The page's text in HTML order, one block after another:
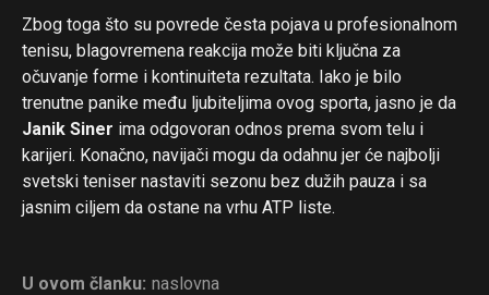
Zbog toga što su povrede česta pojava u profesionalnom
tenisu, blagovremena reakcija može biti ključna za
očuvanje forme i kontinuiteta rezultata. Iako je bilo
trenutne panike među ljubiteljima ovog sporta, jasno je da
Janik Siner ima odgovoran odnos prema svom telu i
karijeri. Konačno, navijači mogu da odahnu jer će najbolji
svetski teniser nastaviti sezonu bez dužih pauza i sa
jasnim ciljem da ostane na vrhu ATP liste.
U ovom članku: naslovna